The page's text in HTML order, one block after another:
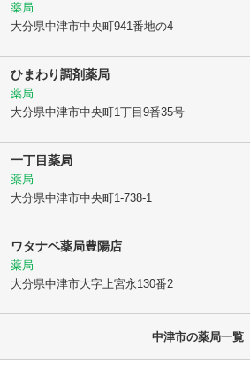
薬局
大分県中津市中央町941番地の4
ひまわり調剤薬局
薬局
大分県中津市中央町1丁目9番35号
一丁目薬局
薬局
大分県中津市中央町1-738-1
ワタナベ薬局豊陽店
薬局
大分県中津市大字上宮永130番2
中津市の薬局一覧